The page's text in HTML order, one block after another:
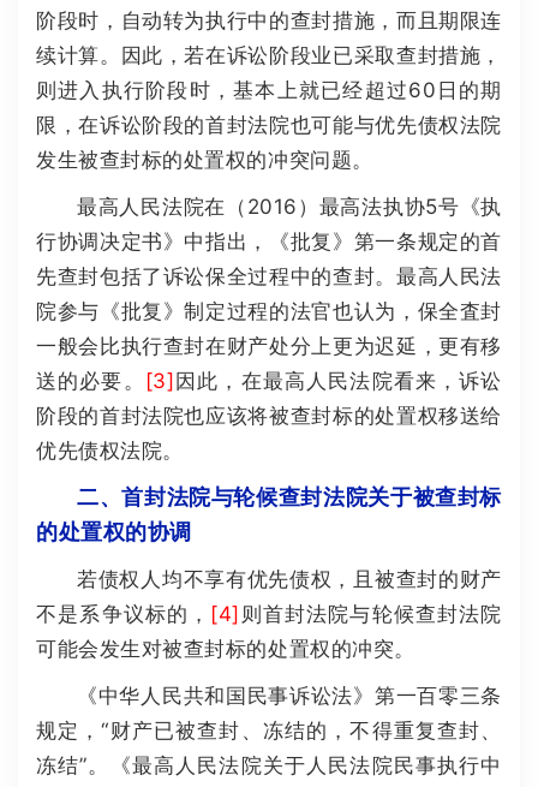
阶段时，自动转为执行中的查封措施，而且期限连
续计算。因此，若在诉讼阶段业已采取查封措施，
则进入执行阶段时，基本上就已经超过60日的期
限，在诉讼阶段的首封法院也可能与优先债权法院
发生被查封标的处置权的冲突问题。
最高人民法院在（2016）最高法执协5号《执
行协调决定书》中指出，《批复》第一条规定的首
先查封包括了诉讼保全过程中的查封。最高人民法
院参与《批复》制定过程的法官也认为，保全査封
一般会比执行查封在财产处分上更为迟延，更有移
送的必要。
[3] 因此，在最高人民法院看来，诉讼
阶段的首封法院也应该将被查封标的处置权移送给
优先债权法院。
二、首封法院与轮候查封法院关于被查封标
的处置权的协调
若债权人均不享有优先债权，且被查封的财产
不是系争议标的， [4] 则首封法院与轮候查封法院
可能会发生对被查封标的处置权的冲突。
《中华人民共和国民事诉讼法》第一百零三条
规定，“财产已被查封、冻结的，不得重复查封、
冻结”。《最高人民法院关于人民法院民事执行中